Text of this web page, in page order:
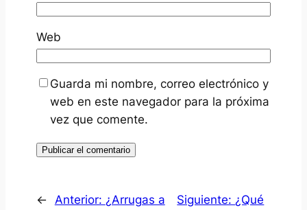
Web
Guarda mi nombre, correo electrónico y
web en este navegador para la próxima
vez que comente.
← Anterior: ¿Arrugas a
Siguiente: ¿Qué